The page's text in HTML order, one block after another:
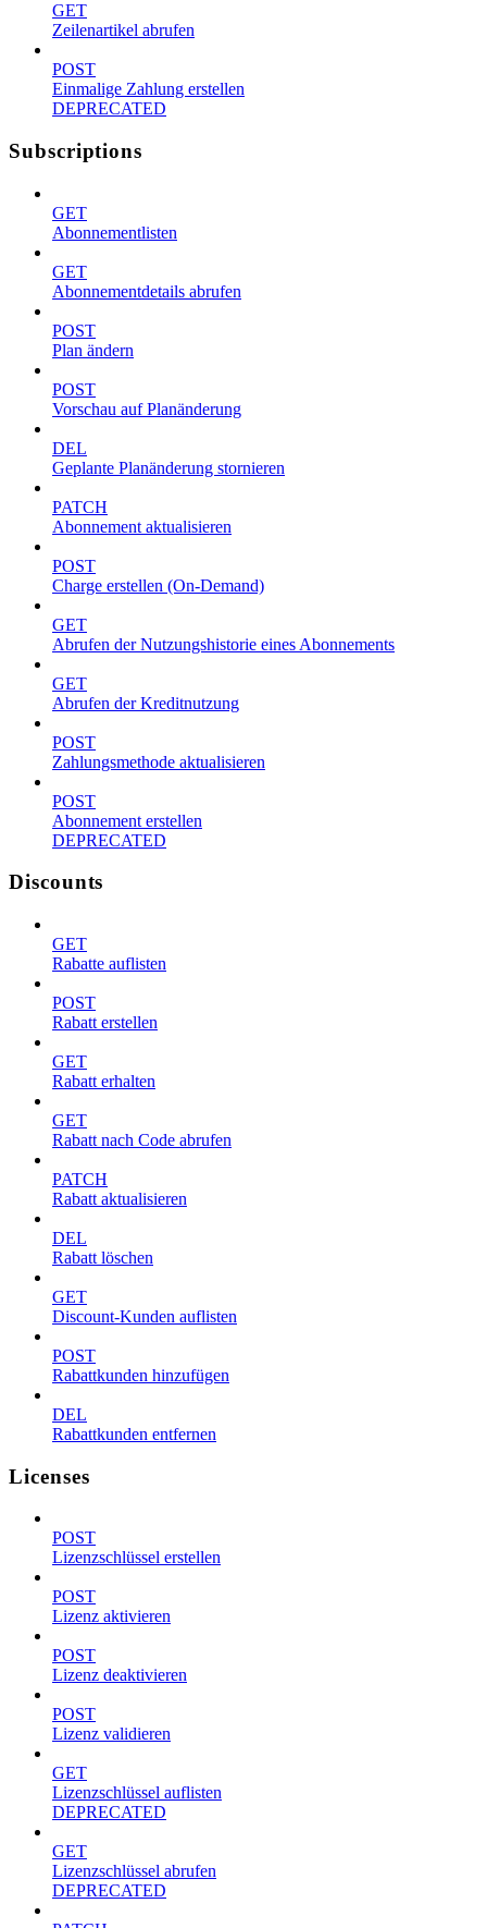
GET
Zeilenartikel abrufen
POST
Einmalige Zahlung erstellen
DEPRECATED
Subscriptions
GET
Abonnementlisten
GET
Abonnementdetails abrufen
POST
Plan ändern
POST
Vorschau auf Planänderung
DEL
Geplante Planänderung stornieren
PATCH
Abonnement aktualisieren
POST
Charge erstellen (On-Demand)
GET
Abrufen der Nutzungshistorie eines Abonnements
GET
Abrufen der Kreditnutzung
POST
Zahlungsmethode aktualisieren
POST
Abonnement erstellen
DEPRECATED
Discounts
GET
Rabatte auflisten
POST
Rabatt erstellen
GET
Rabatt erhalten
GET
Rabatt nach Code abrufen
PATCH
Rabatt aktualisieren
DEL
Rabatt löschen
GET
Discount-Kunden auflisten
POST
Rabattkunden hinzufügen
DEL
Rabattkunden entfernen
Licenses
POST
Lizenzschlüssel erstellen
POST
Lizenz aktivieren
POST
Lizenz deaktivieren
POST
Lizenz validieren
GET
Lizenzschlüssel auflisten
DEPRECATED
GET
Lizenzschlüssel abrufen
DEPRECATED